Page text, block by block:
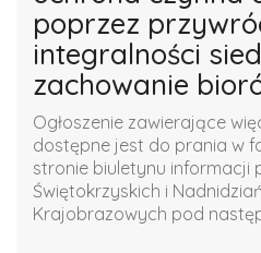
poprzez
integralności
zachowanie
Ogłoszenie zawierające
dostępne jest do prania w
stronie biuletynu informacji
Świętokrzyskich i
Krajobrazowych pod